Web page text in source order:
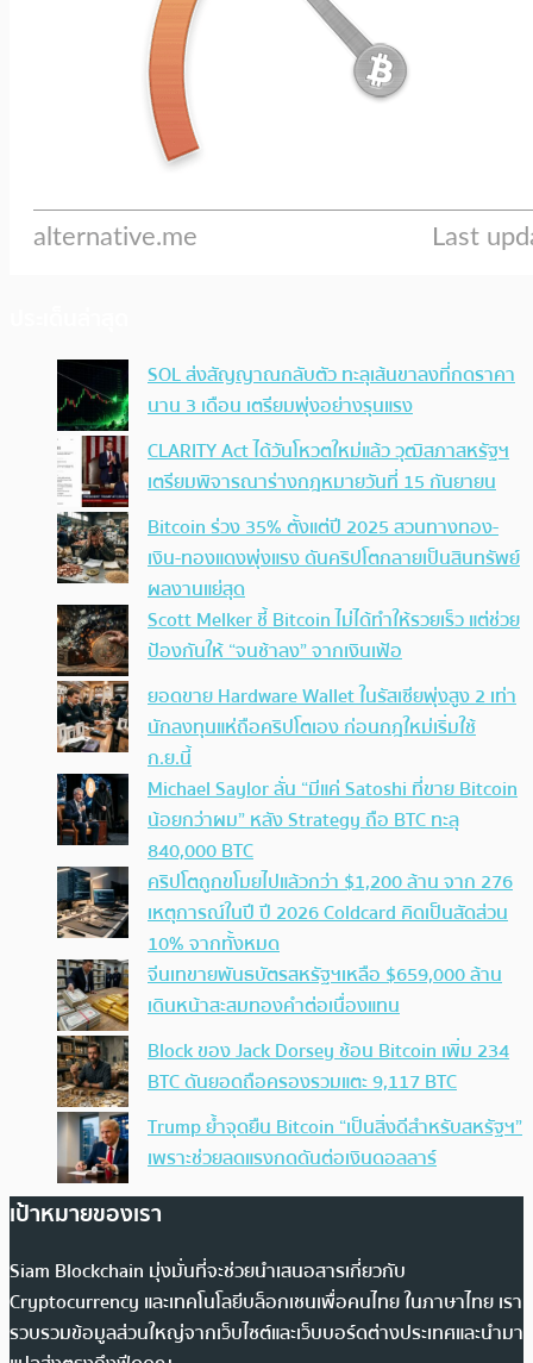
SOL ส่งสัญญาณกลับตัว ทะลุเส้นขาลงที่กดราคา
นาน 3 เดือน เตรียมพุ่งอย่างรุนแรง
CLARITY Act ได้วันโหวตใหม่แล้ว วุฒิสภาสหรัฐฯ
เตรียมพิจารณาร่างกฎหมายวันที่ 15 กันยายน
Bitcoin ร่วง 35% ตั้งแต่ปี 2025 สวนทางทอง-
เงิน-ทองแดงพุ่งแรง ดันคริปโตกลายเป็นสินทรัพย์
ผลงานแย่สุด
Scott Melker ชี้ Bitcoin ไม่ได้ทำให้รวยเร็ว แต่ช่วย
ป้องกันให้ “จนช้าลง” จากเงินเฟ้อ
ยอดขาย Hardware Wallet ในรัสเซียพุ่งสูง 2 เท่า
นักลงทุนแห่ถือคริปโตเอง ก่อนกฎใหม่เริ่มใช้
ก.ย.นี้
Michael Saylor ลั่น “มีแค่ Satoshi ที่ขาย Bitcoin
น้อยกว่าผม” หลัง Strategy ถือ BTC ทะลุ
840,000 BTC
คริปโตถูกขโมยไปแล้วกว่า $1,200 ล้าน จาก 276
เหตุการณ์ในปี ปี 2026 Coldcard คิดเป็นสัดส่วน
10% จากทั้งหมด
จีนเทขายพันธบัตรสหรัฐฯเหลือ $659,000 ล้าน
เดินหน้าสะสมทองคำต่อเนื่องแทน
Block ของ Jack Dorsey ช้อน Bitcoin เพิ่ม 234
BTC ดันยอดถือครองรวมแตะ 9,117 BTC
Trump ย้ำจุดยืน Bitcoin “เป็นสิ่งดีสำหรับสหรัฐฯ”
เพราะช่วยลดแรงกดดันต่อเงินดอลลาร์
เป้าหมายของเรา
Siam Blockchain มุ่งมั่นที่จะช่วยนำเสนอสารเกี่ยวกับ
Cryptocurrency และเทคโนโลยีบล็อกเชนเพื่อคนไทย ในภาษาไทย เรา
รวบรวมข้อมูลส่วนใหญ่จากเว็บไซต์และเว็บบอร์ดต่างประเทศและนำมา